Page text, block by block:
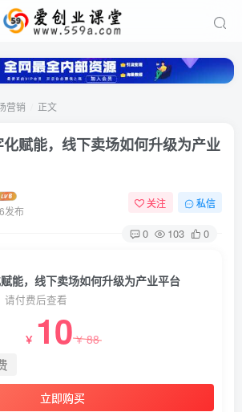
营销 正文
赋能，线下卖场如何升级为产业
发布
关注 私信
0 103 0
能，线下卖场如何升级为产业平台
请付费后查看
￥ 10￥88
立即购买